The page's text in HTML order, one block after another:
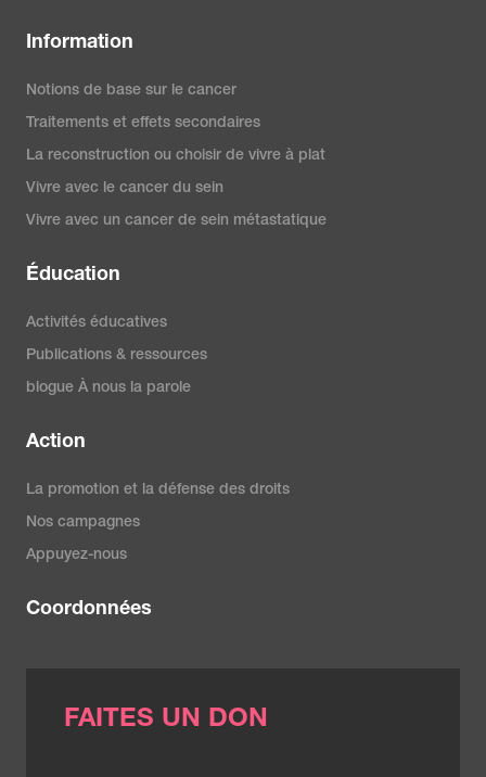
Information
Notions de base sur le cancer
Traitements et effets secondaires
La reconstruction ou choisir de vivre à plat
Vivre avec le cancer du sein
Vivre avec un cancer de sein métastatique
Éducation
Activités éducatives
Publications & ressources
blogue À nous la parole
Action
La promotion et la défense des droits
Nos campagnes
Appuyez-nous
Coordonnées
FAITES UN DON